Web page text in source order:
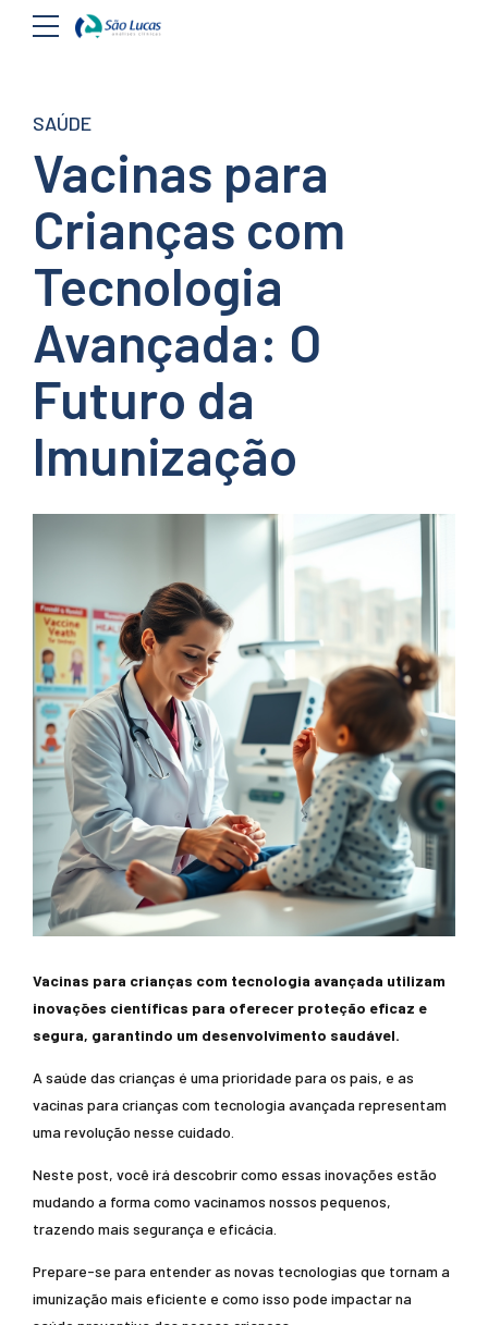
SAÚDE
Vacinas para
Crianças com
Tecnologia
Avançada: O
Futuro da
Imunização
Vacinas para crianças com tecnologia avançada utilizam
inovações científicas para oferecer proteção eficaz e
segura, garantindo um desenvolvimento saudável.
A saúde das crianças é uma prioridade para os pais, e as
vacinas para crianças com tecnologia avançada representam
uma revolução nesse cuidado.
Neste post, você irá descobrir como essas inovações estão
mudando a forma como vacinamos nossos pequenos,
trazendo mais segurança e eficácia.
Prepare-se para entender as novas tecnologias que tornam a
imunização mais eficiente e como isso pode impactar na